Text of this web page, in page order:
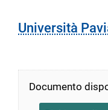
Università
Documento